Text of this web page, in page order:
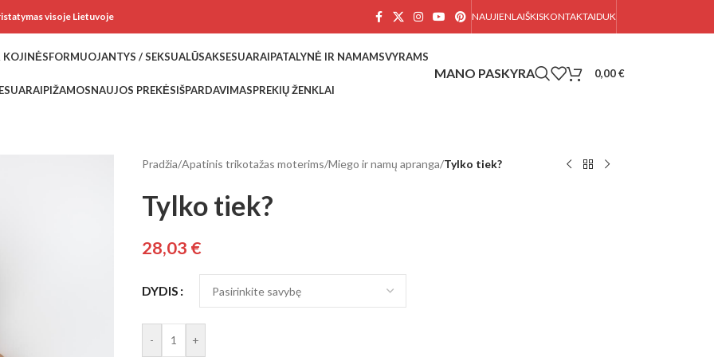
visoje Lietuvoje NAUJIENLAIŠKISKONTAKTAIDUK
KOJINĖSFORMUOJANTYS / SEKSUALŪSAKSESUARAIPATALYNĖ IR NAMAMSVYRAMS
PIŽAMOSNAUJOS PREKĖSIŠPARDAVIMASPREKIŲ ŽENKLAI
0,00€
Pradžia/Apatinis trikotažas moterims/Miego ir namų apranga/Tylko tiek?
Tylko tiek?
28,03 €
DYDIS
- +